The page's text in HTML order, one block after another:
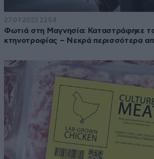
27·07·2023 22:54
Φωτιά στη Μαγνησία: Καταστράφηκε
κτηνοτροφίας – Νεκρά περισσότερα